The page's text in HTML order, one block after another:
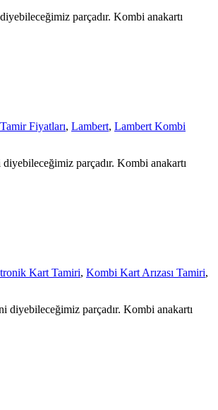
parçadır. Kombi anakartı
Fiyatları, Lambert, Lambert Kombi
parçadır. Kombi anakartı
Kart Tamiri, Kombi Kart Arızası Tamiri,
diyebileceğimiz parçadır. Kombi anakartı